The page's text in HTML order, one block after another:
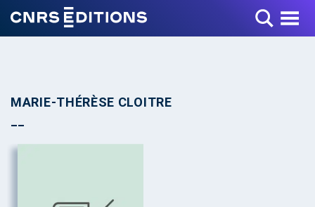
Toggle Menu
MARIE-THÉRÈSE CLOITRE